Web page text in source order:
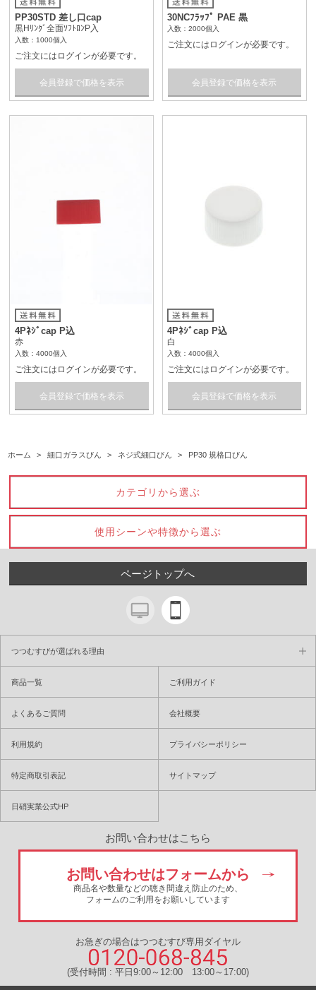
PP30STD 差し口cap
黒Hﾘﾝｸﾞ全面ｿﾌﾄﾛﾝP入
入数：1000個入
ご注文にはログインが必要です。
会員登録で価格を表示
30NCﾌﾗｯﾌﾟ PAE 黒
入数：2000個入
ご注文にはログインが必要です。
会員登録で価格を表示
4Pﾈｼﾞcap P込
赤
入数：4000個入
ご注文にはログインが必要です。
会員登録で価格を表示
4Pﾈｼﾞcap P込
白
入数：4000個入
ご注文にはログインが必要です。
会員登録で価格を表示
ホーム > 細口ガラスびん > ネジ式細口びん > PP30 規格口びん
カテゴリから選ぶ
使用シーンや特徴から選ぶ
ページトップへ
つつむすびが選ばれる理由
商品一覧 ご利用ガイド
よくあるご質問 会社概要
利用規約 プライバシーポリシー
特定商取引表記 サイトマップ
日硝実業公式HP
お問い合わせはこちら
お問い合わせはフォームから
商品名や数量などの聴き間違え防止のため、
フォームのご利用をお願いしています
お急ぎの場合はつつむすび専用ダイヤル
(受付時間 : 平日9:00～12:00 13:00～17:00)